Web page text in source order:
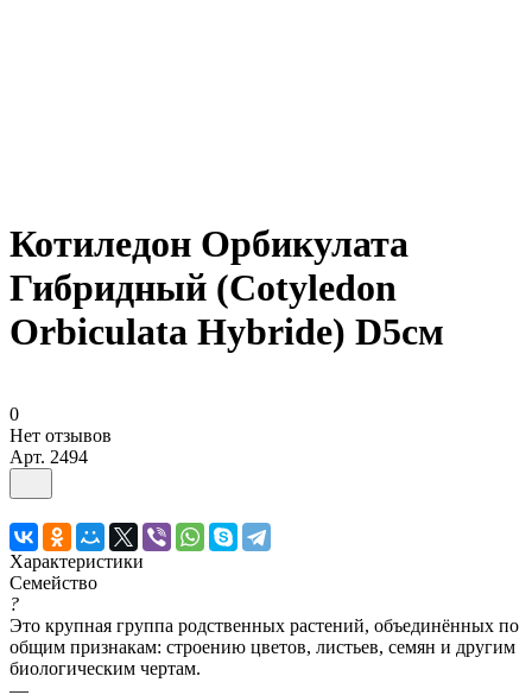
Котиледон Орбикулата
Гибридный (Cotyledon
Orbiculata Hybride) D5см
0
Нет отзывов
Арт. 2494
Характеристики
Семейство
?
Это крупная группа родственных растений, объединённых по
общим признакам: строению цветов, листьев, семян и другим
биологическим чертам.
—